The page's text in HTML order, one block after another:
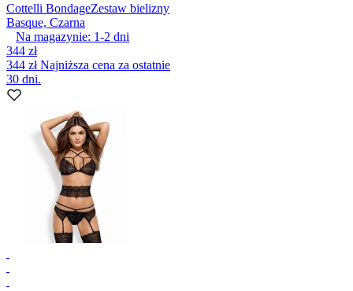
Cottelli BondageZestaw bielizny
Basque, Czarna
Na magazynie: 1-2 dni
344 zł
344 złNajniższa cena za ostatnie
30 dni.